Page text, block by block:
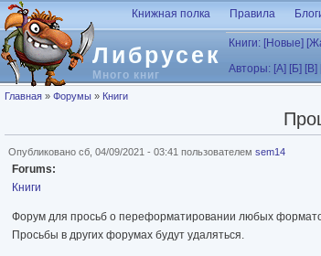
Перейти к основному содержанию
Либрусек
Много книг
Книжная полка Правила
Книги: [Новые]
Авторы: [А] [Б] [В]
Вы здесь
Главная » Форумы » Книги
Опубликовано сб, 04/09/2021 - 03:41 пользователем sem14
Forums:
Книги
Форум для просьб о переформатировании любых
Просьбы в других форумах будут удаляться.